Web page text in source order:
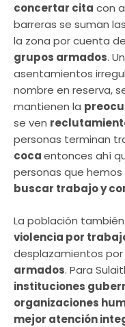
concertar cita con
barreras se suman las
la zona por cuenta
grupos armados.
asentamientos
nombre en reserva,
mantienen la
se ven
personas terminan
cocaentonces ahí
personas que
buscar trabajo y
La población
violencia por
desplazamientos por
armados. Para
instituciones
organizaciones
mejor atención